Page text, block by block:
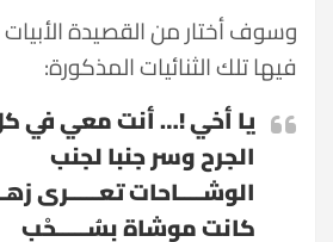
وسوف أختار من القصيدة الأبيات
فيها تلك الثنائيات المذكورة:
يا أخي !… أنت معي في
الجرح وسر جنبا لجنب
الوشــــاحات تعـــــرى
كانت موشاة بِسُـــــحْبِ